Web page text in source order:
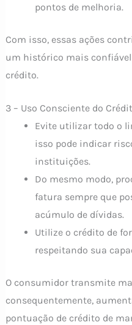
pontos de melhoria.
Com isso, essas ações
um histórico mais
crédito.
3 – Uso Consciente do
Evite utilizar todo o
isso pode indicar
instituições.
Do mesmo modo,
fatura sempre que
acúmulo de dívidas.
Utilize o crédito de
respeitando sua
O consumidor transmite
consequentemente,
pontuação de crédito de